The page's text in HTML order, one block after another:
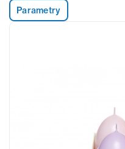
Heslo
Parametry